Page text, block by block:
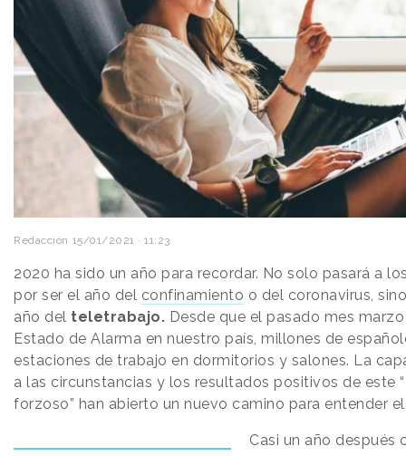
Redacción 15/01/2021 · 11:23
2020 ha sido un año para recordar. No solo pasará a
por ser el año del confinamiento o del coronavirus,
año del teletrabajo. Desde que el pasado mes
Estado de Alarma en nuestro país, millones de
estaciones de trabajo en dormitorios y salones. La
a las circunstancias y los resultados positivos de este
forzoso” han abierto un nuevo camino para entender
Casi un año después